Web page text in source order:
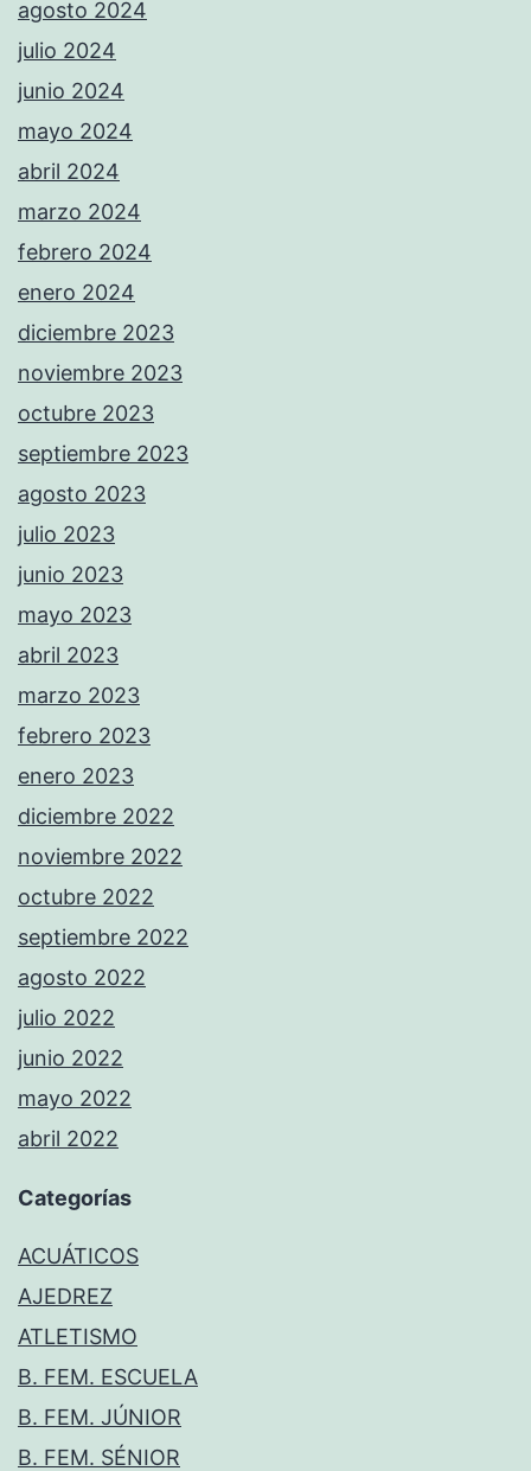
agosto 2024
julio 2024
junio 2024
mayo 2024
abril 2024
marzo 2024
febrero 2024
enero 2024
diciembre 2023
noviembre 2023
octubre 2023
septiembre 2023
agosto 2023
julio 2023
junio 2023
mayo 2023
abril 2023
marzo 2023
febrero 2023
enero 2023
diciembre 2022
noviembre 2022
octubre 2022
septiembre 2022
agosto 2022
julio 2022
junio 2022
mayo 2022
abril 2022
Categorías
ACUÁTICOS
AJEDREZ
ATLETISMO
B. FEM. ESCUELA
B. FEM. JÚNIOR
B. FEM. SÉNIOR